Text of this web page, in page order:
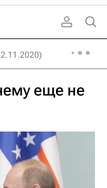
еще не